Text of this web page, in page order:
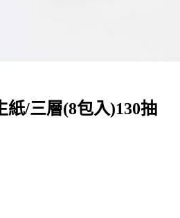
紙/三層(8包入)130抽